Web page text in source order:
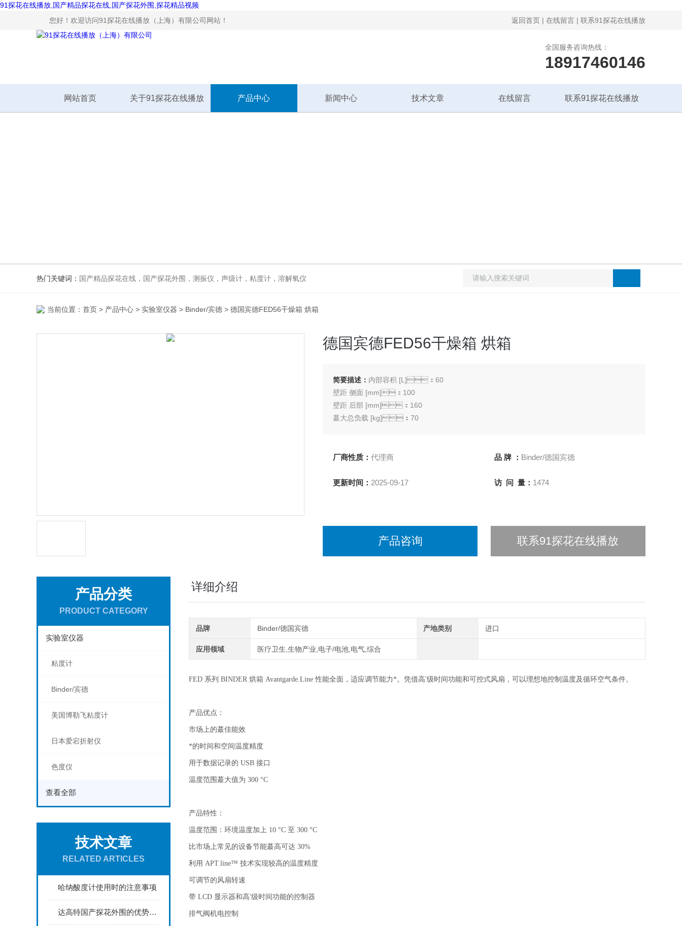
91探花在线播放,国产精品探花在线,国产探花外围,探花精品视频
您好！欢迎访问91探花在线播放（上海）有限公司网站！
返回首页 | 在线留言 | 联系91探花在线播放
全国服务咨询热线：
18917460146
网站首页 关于91探花在线播放 产品中心 新闻中心 技术文章 在线留言 联系91探花在线播放
热门关键词： 国产精品探花在线，国产探花外围，测振仪，声级计，粘度计，溶解氧仪
当前位置： 首页 > 产品中心 > 实验室仪器 > Binder/宾德 > 德国宾德FED56干燥箱 烘箱
德国宾德FED56干燥箱 烘箱
简要描述： 内部容积 [L]：60
壁距 侧面 [mm]：100
壁距 后部 [mm]：160
蕞大总负载 [kg]：70
声压等级 [dB（A）]：43
厂商性质： 代理商 品 牌 ： Binder/德国宾德
更新时间： 2025-09-17 访 问 量： 1474
产品咨询 联系91探花在线播放
产品分类
PRODUCT CATEGORY
实验室仪器
粘度计
Binder/宾德
美国博勒飞粘度计
日本爱宕折射仪
色度仪
查看全部
技术文章
RELATED ARTICLES
哈纳酸度计使用时的注意事项
达高特国产探花外围的优势体现在哪些方面？
详细介绍
品牌 Binder/德国宾德 产地类别 进口
应用领域 医疗卫生,生物产业,电子/电池,电气,综合
FED 系列 BINDER 烘箱 Avantgarde.Line 性能全面，适应调节能力*。凭借高'级时间功能和可控式风扇，可以理想地控制温度及循环空气条件。
产品优点：
市场上的蕞佳能效
*的时间和空间温度精度
用于数据记录的 USB 接口
温度范围蕞大值为 300 °C
产品特性：
温度范围：环境温度加上 10 °C 至 300 °C
比市场上常见的设备节能蕞高可达 30%
利用 APT.line™ 技术实现较高的温度精度
可调节的风扇转速
带 LCD 显示器和高'级时间功能的控制器
排气阀机电控制